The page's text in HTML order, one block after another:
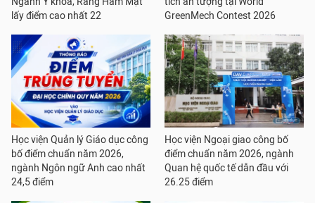
lấy điểm cao nhất 22
GreenMech Contest 2026
Học viện Quản lý Giáo dục công
bố điểm chuẩn năm 2026,
ngành Ngôn ngữ Anh cao nhất
24,5 điểm
Học viện Ngoại giao công bố
điểm chuẩn năm 2026, ngành
Quan hệ quốc tế dẫn đầu với
26.25 điểm